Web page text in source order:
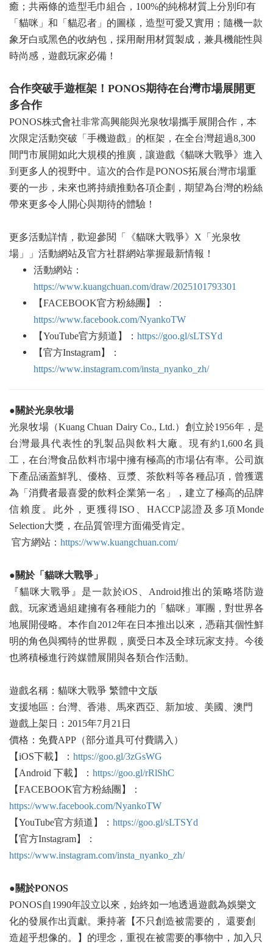
癒；共兩條的造型毛巾組合，100%的純棉材質上分別印有
「貓咪」和「貓忍者」的圖樣，造型可愛又實用；隨機一款
象牙白或黑色的收納包，採用耐用材質製成，兼具機能性與
時尚感，遊戲玩家必備！
合作突破手遊框架！PONOS期待在台灣市場展開更
多合作
PONOS株式會社非常高興能與光泉牧場攜手展開合作，本
次限定活動突破「手機遊戲」的框架，在全台灣超過8,300
間門市展開如此大規模的推廣，讓遊戲《貓咪大戰爭》進入
到更多人的視野中。這次的合作是PONOS拓展台灣市場重
要的一步，未來也將持續推動各項企劃，期望為台灣的粉絲
帶來更多令人開心與期待的體驗！
更多活動詳情，歡迎參閱「《貓咪大戰爭》X「光泉牧
場」」活動網站及官方社群網站掌握最新情報！
活動網站：
https://www.kuangchuan.com/draw/2025101793301
【FACEBOOK官方粉絲團】：
https://www.facebook.com/NyankoTW
【YouTube官方頻道】： https://goo.gl/sLTSYd
【官方Instagram】：
https://www.instagram.com/insta_nyanko_zh/
●關於光泉牧場
光泉牧場（Kuang Chuan Dairy Co., Ltd.）創立於1956年，是
台灣最具代表性的乳製品與飲料大廠。現有約1,600名員
工，在台灣食品飲料市場中擁有極高的市場佔有率。公司旗
下產品涵蓋鮮乳、優格、豆漿、茶飲料等各種品項，曾獲選
為「消費者最喜愛的飲料企業第一名」，建立了極高的品牌
信賴度。此外，更獲得ISO、HACCP認證及多項Monde
Selection大獎，在品質管理方面備受肯定。
官方網站： https://www.kuangchuan.com/
●關於「貓咪大戰爭」
『貓咪大戰爭』是一款於iOS、Android推出的策略塔防遊
戲。玩家透過組建擁有各種能力的「貓咪」軍團，對世界各
地展開侵略。本作自2012年在日本推出以來，憑藉其個性鮮
明的角色與獨特的世界觀，廣受日本及全球玩家支持。今後
也將積極進行跨媒體展開與各類合作活動。
遊戲名稱：貓咪大戰爭 繁體中文版
支援地區：台灣、香港、馬來西亞、新加坡、美國、澳門
遊戲上架日：2015年7月21日
價格：免費APP（部分道具可付費購入）
【iOS下載】： https://goo.gl/3zGsWG
【Android 下載】： https://goo.gl/rRlShC
【FACEBOOK官方粉絲團】：
https://www.facebook.com/NyankoTW
【YouTube官方頻道】： https://goo.gl/sLTSYd
【官方Instagram】：
https://www.instagram.com/insta_nyanko_zh/
●關於PONOS
PONOS自1990年設立以來，始終如一地透過遊戲為娛樂文
化的發展作出貢獻。秉持著【不只創造被需要的， 還要創
造超乎想像的。】的理念，重視在被需要的事物中，加入只